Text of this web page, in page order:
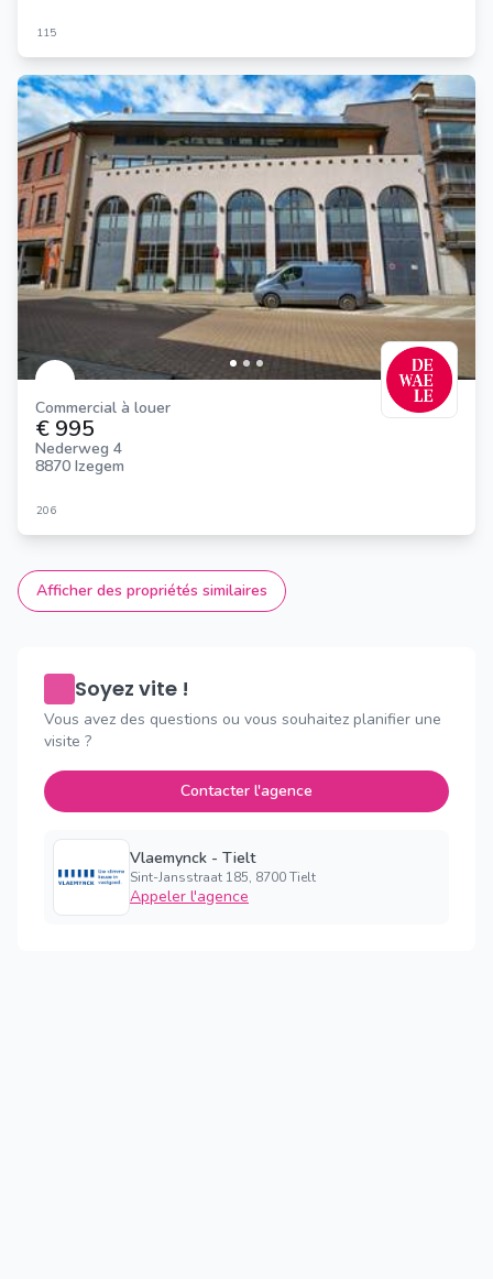
115
Commercial à louer
€ 995
Nederweg 4
8870 Izegem
206
Afficher des propriétés similaires
Soyez vite !
Vous avez des questions ou vous souhaitez planifier une
visite ?
Contacter l'agence
Vlaemynck - Tielt
Sint-Jansstraat 185, 8700 Tielt
Appeler l'agence